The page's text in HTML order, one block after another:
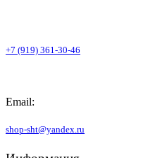
+7 (919) 361-30-46
Email:
shop-sht@yandex.ru